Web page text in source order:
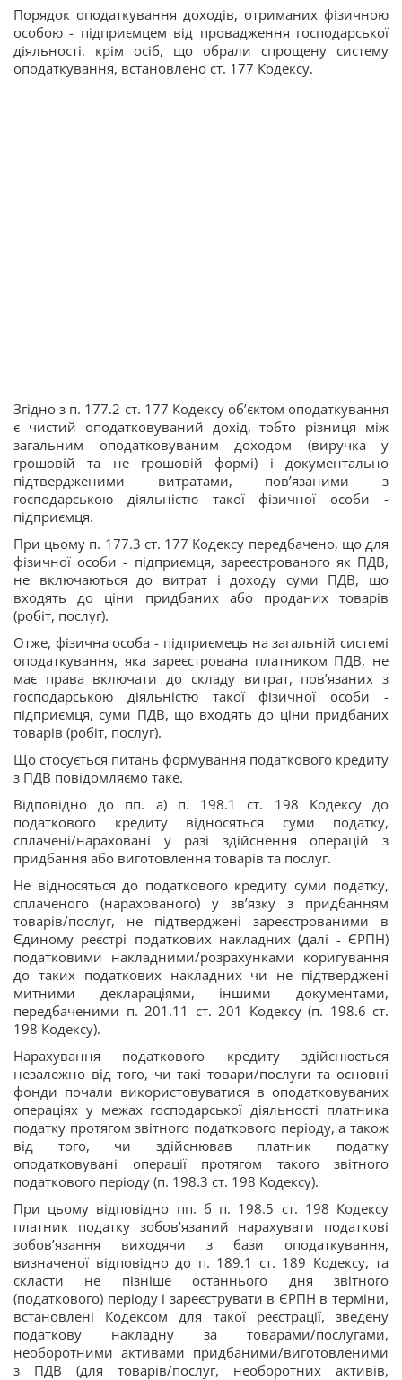
Порядок оподаткування доходів, отриманих фізичною
особою - підприємцем від провадження господарської
діяльності, крім осіб, що обрали спрощену систему
оподаткування, встановлено ст. 177 Кодексу.
Згідно з п. 177.2 ст. 177 Кодексу об’єктом оподаткування
є чистий оподатковуваний дохід, тобто різниця між
загальним оподатковуваним доходом (виручка у
грошовій та не грошовій формі) і документально
підтвердженими витратами, пов’язаними з
господарською діяльністю такої фізичної особи -
підприємця.
При цьому п. 177.3 ст. 177 Кодексу передбачено, що для
фізичної особи - підприємця, зареєстрованого як ПДВ,
не включаються до витрат і доходу суми ПДВ, що
входять до ціни придбаних або проданих товарів
(робіт, послуг).
Отже, фізична особа - підприємець на загальній системі
оподаткування, яка зареєстрована платником ПДВ, не
має права включати до складу витрат, пов’язаних з
господарською діяльністю такої фізичної особи -
підприємця, суми ПДВ, що входять до ціни придбаних
товарів (робіт, послуг).
Що стосується питань формування податкового кредиту
з ПДВ повідомляємо таке.
Відповідно до пп. а) п. 198.1 ст. 198 Кодексу до
податкового кредиту відносяться суми податку,
сплачені/нараховані у разі здійснення операцій з
придбання або виготовлення товарів та послуг.
Не відносяться до податкового кредиту суми податку,
сплаченого (нарахованого) у зв’язку з придбанням
товарів/послуг, не підтверджені зареєстрованими в
Єдиному реєстрі податкових накладних (далі - ЄРПН)
податковими накладними/розрахунками коригування
до таких податкових накладних чи не підтверджені
митними деклараціями, іншими документами,
передбаченими п. 201.11 ст. 201 Кодексу (п. 198.6 ст.
198 Кодексу).
Нарахування податкового кредиту здійснюється
незалежно від того, чи такі товари/послуги та основні
фонди почали використовуватися в оподатковуваних
операціях у межах господарської діяльності платника
податку протягом звітного податкового періоду, а також
від того, чи здійснював платник податку
оподатковувані операції протягом такого звітного
податкового періоду (п. 198.3 ст. 198 Кодексу).
При цьому відповідно пп. б п. 198.5 ст. 198 Кодексу
платник податку зобов’язаний нарахувати податкові
зобов’язання виходячи з бази оподаткування,
визначеної відповідно до п. 189.1 ст. 189 Кодексу, та
скласти не пізніше останнього дня звітного
(податкового) періоду і зареєструвати в ЄРПН в терміни,
встановлені Кодексом для такої реєстрації, зведену
податкову накладну за товарами/послугами,
необоротними активами придбаними/виготовленими
з ПДВ (для товарів/послуг, необоротних активів,